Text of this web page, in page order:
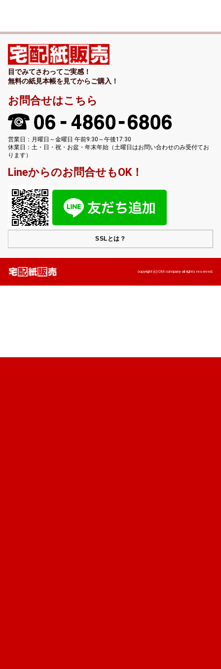
目でみてさわってご実感！
無料の紙見本帳を見てからご購入！
お問合せはこちら
営業日：月曜日～金曜日 午前9:30～午後17:30
休業日：土・日・祝・お盆・年末年始（土曜日はお問い合わせのみ受付てお
ります）
Lineからのお問合せもOK！
SSLとは？
copyright (c) OM company all rights reserved.